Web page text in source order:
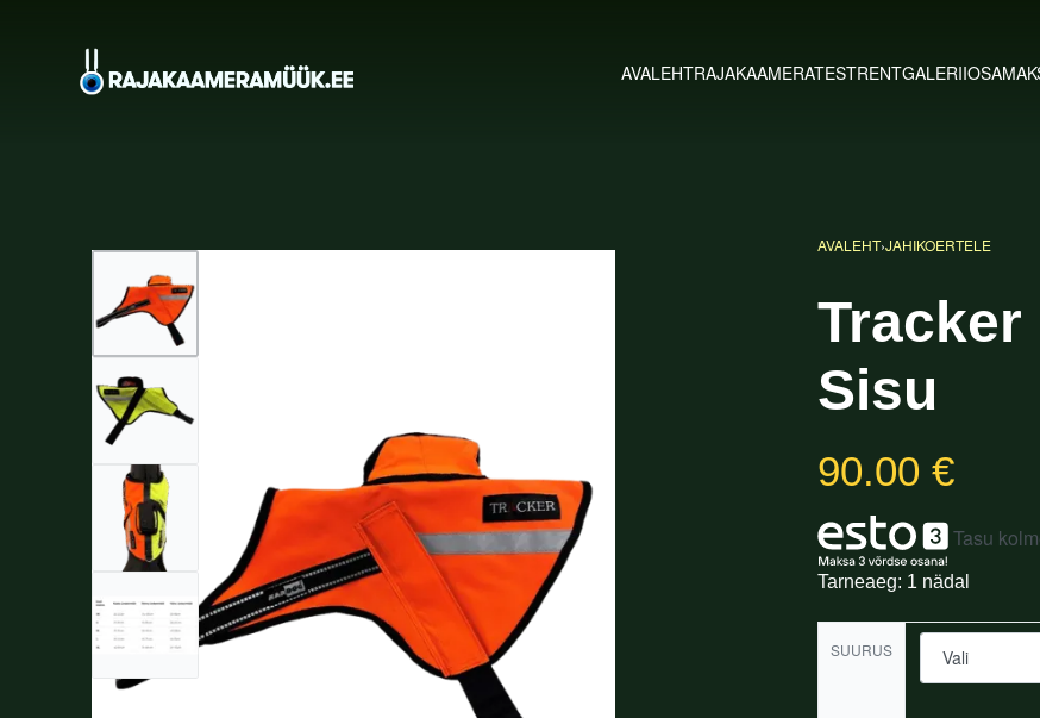
AVALEHTRAJAKAAMERATESTRENTGALERII
AVALEHT›JAHIKOERTELE
Sisu
90.00€
Tasu
Tarneaeg: 1 nädal
SUURUS